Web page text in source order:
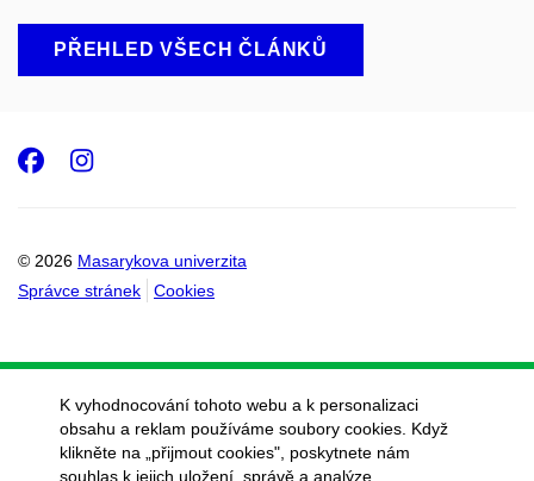
PŘEHLED VŠECH ČLÁNKŮ
© 2026 Masarykova univerzita
Správce stránek
Cookies
Facebook
Instagram
K vyhodnocování tohoto webu a k personalizaci
obsahu a reklam používáme soubory cookies. Když
klikněte na „přijmout cookies", poskytnete nám
souhlas k jejich uložení, správě a analýze.